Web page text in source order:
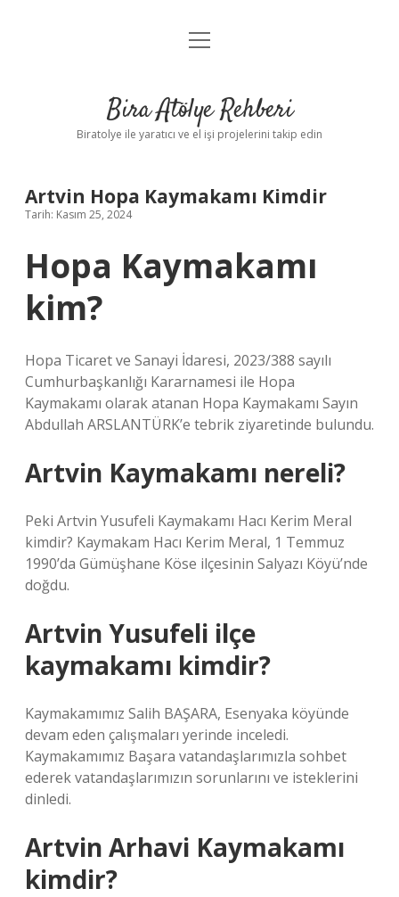
Anasayfa
Yasal Uyarı
menüyü
Bira Atölye Rehberi
Biratolye ile yaratıcı ve el işi projelerini takip edin
Artvin Hopa Kaymakamı Kimdir
Tarih: Kasım 25, 2024
Hopa Kaymakamı
kim?
Hopa Ticaret ve Sanayi İdaresi, 2023/388 sayılı
Cumhurbaşkanlığı Kararnamesi ile Hopa
Kaymakamı olarak atanan Hopa Kaymakamı Sayın
Abdullah ARSLANTÜRK’e tebrik ziyaretinde bulundu.
Artvin Kaymakamı nereli?
Peki Artvin Yusufeli Kaymakamı Hacı Kerim Meral
kimdir? Kaymakam Hacı Kerim Meral, 1 Temmuz
1990’da Gümüşhane Köse ilçesinin Salyazı Köyü’nde
doğdu.
Artvin Yusufeli ilçe
kaymakamı kimdir?
Kaymakamımız Salih BAŞARA, Esenyaka köyünde
devam eden çalışmaları yerinde inceledi.
Kaymakamımız Başara vatandaşlarımızla sohbet
ederek vatandaşlarımızın sorunlarını ve isteklerini
dinledi.
Artvin Arhavi Kaymakamı
kimdir?